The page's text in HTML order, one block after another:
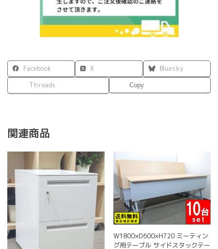
Facebook X
Bluesky
Threads
Copy
関連商品
W1800×D600×H720 ミーティン
グ用テーブル サイドスタックテー